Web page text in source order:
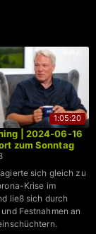
1:05:20
| 2024-06-16
zum Sonntag
sich gleich zu
Krise im
ließ sich durch
Festnahmen an